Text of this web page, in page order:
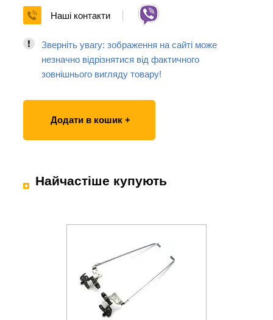
Наші контакти
Зверніть увагу: зображення на сайті може
незначно відрізнятися від фактичного
зовнішнього вигляду товару!
Додати в кошик +
Найчастіше купують